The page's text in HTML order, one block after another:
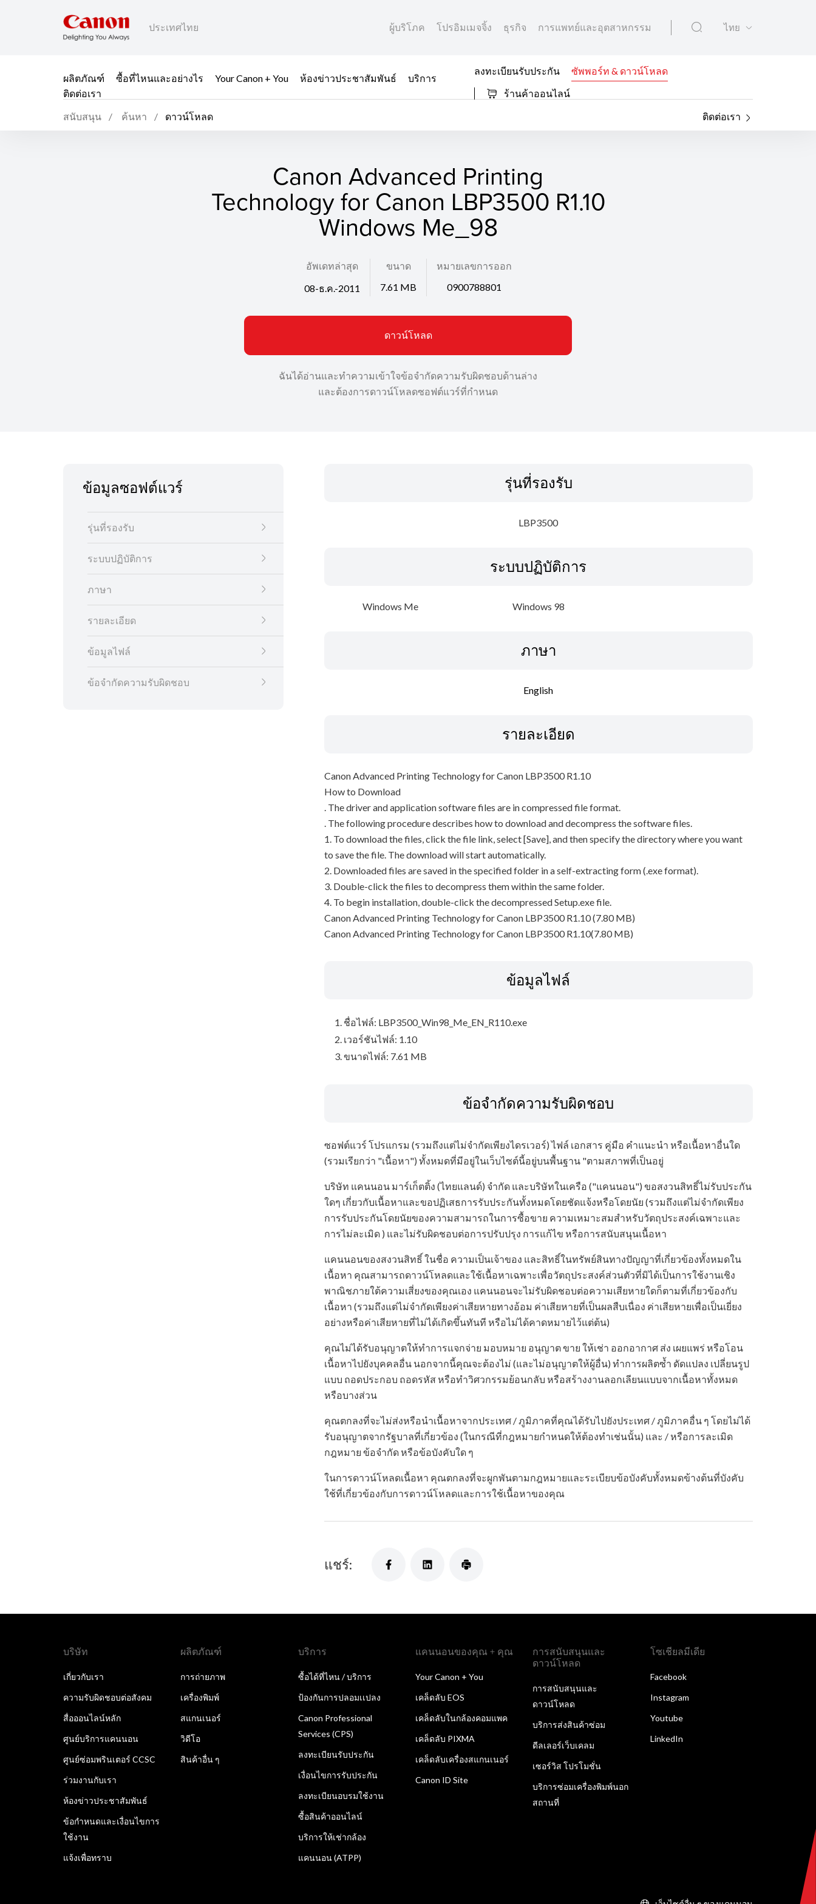
ประเทศไทย ผู้บริโภค โปรอิมเมจจิ้ง ธุรกิจ การแพทย์และอุตสาหกรรม ไทย
ผลิตภัณฑ์ ซื้อที่ไหนและอย่างไร Your Canon + You ห้องข่าวประชาสัมพันธ์
บริการ
ติดต่อเรา
ลงทะเบียนรับประกัน
ซัพพอร์ท & ดาวน์โหลด
ร้านค้าออนไลน์
สนับสนุน ค้นหา ดาวน์โหลด ติดต่อเรา
Canon Advanced Printing
Technology for Canon LBP3500 R1.10
Windows Me_98
อัพเดทล่าสุด
08-ธ.ค.-2011
ขนาด
7.61 MB
หมายเลขการออก
0900788801
ดาวน์โหลด
ฉันได้อ่านและทำความเข้าใจข้อจำกัดความรับผิดชอบด้านล่าง
และต้องการดาวน์โหลดซอฟต์แวร์ที่กำหนด
ข้อมูลซอฟต์แวร์
รุ่นที่รองรับ
ระบบปฏิบัติการ
ภาษา
รายละเอียด
ข้อมูลไฟล์
ข้อจำกัดความรับผิดชอบ
รุ่นที่รองรับ
LBP3500
ระบบปฏิบัติการ
Windows Me Windows 98
ภาษา
English
รายละเอียด
Canon Advanced Printing Technology for Canon LBP3500 R1.10
How to Download
. The driver and application software files are in compressed file format.
. The following procedure describes how to download and decompress the software files.
1. To download the files, click the file link, select [Save], and then specify the directory where you want
to save the file. The download will start automatically.
2. Downloaded files are saved in the specified folder in a self-extracting form (.exe format).
3. Double-click the files to decompress them within the same folder.
4. To begin installation, double-click the decompressed Setup.exe file.
Canon Advanced Printing Technology for Canon LBP3500 R1.10 (7.80 MB)
Canon Advanced Printing Technology for Canon LBP3500 R1.10(7.80 MB)
ข้อมูลไฟล์
ชื่อไฟล์: LBP3500_Win98_Me_EN_R110.exe
เวอร์ชันไฟล์: 1.10
ขนาดไฟล์: 7.61 MB
ข้อจำกัดความรับผิดชอบ
ซอฟต์แวร์ โปรแกรม (รวมถึงแต่ไม่จำกัดเพียงไดรเวอร์) ไฟล์ เอกสาร คู่มือ คำแนะนำ หรือเนื้อหาอื่นใด
(รวมเรียกว่า "เนื้อหา") ทั้งหมดที่มีอยู่ในเว็บไซต์นี้อยู่บนพื้นฐาน "ตามสภาพที่เป็นอยู่
บริษัท แคนนอน มาร์เก็ตติ้ง (ไทยแลนด์) จำกัด และบริษัทในเครือ ("แคนนอน") ขอสงวนสิทธิ์ไม่รับประกัน
ใดๆ เกี่ยวกับเนื้อหาและขอปฏิเสธการรับประกันทั้งหมดโดยชัดแจ้งหรือโดยนัย (รวมถึงแต่ไม่จำกัดเพียง
การรับประกันโดยนัยของความสามารถในการซื้อขาย ความเหมาะสมสำหรับวัตถุประสงค์เฉพาะและ
การไม่ละเมิด ) และไม่รับผิดชอบต่อการปรับปรุง การแก้ไข หรือการสนับสนุนเนื้อหา
แคนนอนของสงวนสิทธิ์ ในชื่อ ความเป็นเจ้าของ และสิทธิ์ในทรัพย์สินทางปัญญาที่เกี่ยวข้องทั้งหมดใน
เนื้อหา คุณสามารถดาวน์โหลดและใช้เนื้อหาเฉพาะเพื่อวัตถุประสงค์ส่วนตัวที่มิได้เป็นการใช้งานเชิง
พาณิชภายใต้ความเสี่ยงของคุณเอง แคนนอนจะไม่รับผิดชอบต่อความเสียหายใดก็ตามที่เกี่ยวข้องกับ
เนื้อหา (รวมถึงแต่ไม่จำกัดเพียงค่าเสียหายทางอ้อม ค่าเสียหายที่เป็นผลสืบเนื่อง ค่าเสียหายเพื่อเป็นเยี่ยง
อย่างหรือค่าเสียหายที่ไม่ได้เกิดขึ้นทันที หรือไม่ได้คาดหมายไว้แต่ต้น)
คุณไม่ได้รับอนุญาตให้ทำการแจกจ่าย มอบหมาย อนุญาต ขาย ให้เช่า ออกอากาศ ส่ง เผยแพร่ หรือโอน
เนื้อหาไปยังบุคคลอื่น นอกจากนี้คุณจะต้องไม่ (และไม่อนุญาตให้ผู้อื่น) ทำการผลิตซ้ำ ดัดแปลง เปลี่ยนรูป
แบบ ถอดประกอบ ถอดรหัส หรือทำวิศวกรรมย้อนกลับ หรือสร้างงานลอกเลียนแบบจากเนื้อหาทั้งหมด
หรือบางส่วน
คุณตกลงที่จะไม่ส่งหรือนำเนื้อหาจากประเทศ / ภูมิภาคที่คุณได้รับไปยังประเทศ / ภูมิภาคอื่น ๆ โดยไม่ได้
รับอนุญาตจากรัฐบาลที่เกี่ยวข้อง (ในกรณีที่กฎหมายกำหนดให้ต้องทำเช่นนั้น) และ / หรือการละเมิด
กฎหมาย ข้อจำกัด หรือข้อบังคับใด ๆ
ในการดาวน์โหลดเนื้อหา คุณตกลงที่จะผูกพันตามกฎหมายและระเบียบข้อบังคับทั้งหมดข้างต้นที่บังคับ
ใช้ที่เกี่ยวข้องกับการดาวน์โหลดและการใช้เนื้อหาของคุณ
แชร์:
บริษัท
เกี่ยวกับเรา
ความรับผิดชอบต่อสังคม
สื่อออนไลน์หลัก
ศูนย์บริการแคนนอน
ศูนย์ซ่อมพรินเตอร์ CCSC
ร่วมงานกับเรา
ห้องข่าวประชาสัมพันธ์
ข้อกำหนดและเงื่อนไขการ
ใช้งาน
แจ้งเพื่อทราบ
ผลิตภัณฑ์
การถ่ายภาพ
เครื่องพิมพ์
สแกนเนอร์
วิดีโอ
สินค้าอื่น ๆ
บริการ
ซื้อได้ที่ไหน / บริการ
ป้องกันการปลอมเเปลง
Canon Professional
Services (CPS)
ลงทะเบียนรับประกัน
เงื่อนไขการรับประกัน
ลงทะเบียนอบรมใช้งาน
ซื้อสินค้าออนไลน์
บริการให้เช่ากล้อง
แคนนอน (ATPP)
แคนนอนของคุณ + คุณ
Your Canon + You
เคล็ดลับ EOS
เคล็ดลับในกล้องคอมแพค
เคล็ดลับ PIXMA
เคล็ดลับเครื่องสแกนเนอร์
Canon ID Site
การสนับสนุนและ
ดาวน์โหลด
การสนับสนุนและ
ดาวน์โหลด
บริการส่งสินค้าซ่อม
ดีลเลอร์เว็บเคลม
เซอร์วิส โปรโมชั่น
บริการซ่อมเครื่องพิมพ์นอก
สถานที่
โซเชียลมีเดีย
Facebook
Instagram
Youtube
LinkedIn